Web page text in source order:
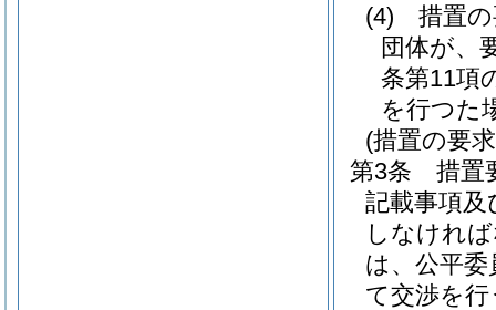
(4)
措置
団体が、
条第11項
を行つた
(措置の要
第3条
措置
記載事項
しなけれ
は、公平
て交渉を